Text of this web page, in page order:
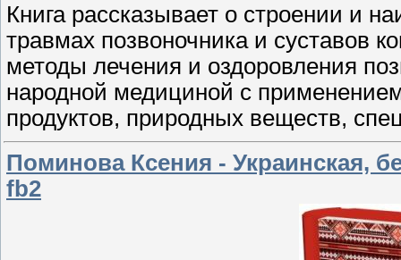
Книга рассказывает о строении и
травмах позвоночника и суставов
методы лечения и оздоровления
народной медициной с
продуктов, природных веществ,
Поминова Ксения - Украинская,
fb2